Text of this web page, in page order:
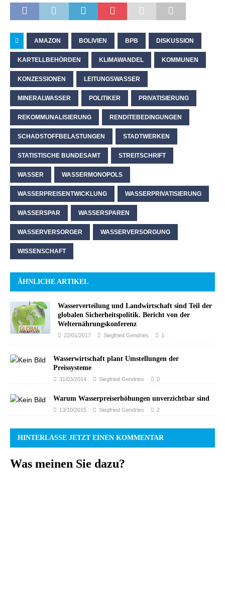
AMAZON BOLIVIEN BPB DISKUSSION
KARTELLBEHÖRDEN KLIMAWANDEL KOMMUNEN
KONZESSIONEN LEITUNGSWASSER
MINERALWASSER POLITIKER PRIVATISIERUNG
REKOMMUNALISIERUNG RENDITEBEDINGUNGEN
SCHADSTOFFBELASTUNGEN STADTWERKEN
STATISTISCHE BUNDESAMT STREITSCHRIFT
WASSER WASSERMONOPOLS
WASSERPREISENTWICKLUNG WASSERPRIVATISIERUNG
WASSERSPAR WASSERSPAREN
WASSERVERSORGER WASSERVERSORGUNG
WISSENSCHAFT
ÄHNLICHE ARTIKEL
Wasserverteilung und Landwirtschaft sind Teil der
globalen Sicherheitspolitik. Bericht von der
Welternährungskonferenz
22/01/2017 Siegfried Gendries 1
Wasserwirtschaft plant Umstellungen der
Preissysteme
31/03/2014 Siegfried Gendries 0
Warum Wasserpreiserhöhungen unverzichtbar sind
13/10/2015 Siegfried Gendries 2
HINTERLASSE JETZT EINEN KOMMENTAR
Was meinen Sie dazu?